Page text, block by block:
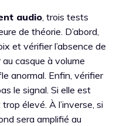
audio, trois tests
de théorie. D’abord,
et vérifier l’absence de
casque à volume
anormal. Enfin, vérifier
le signal. Si elle est
élevé. À l’inverse, si
sera amplifié au